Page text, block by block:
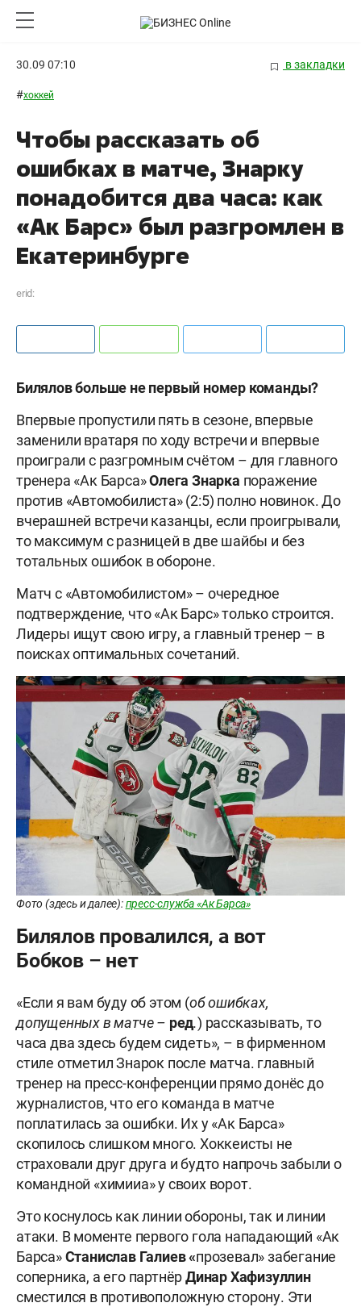
30.09 07:10 в закладки
#хоккей
Чтобы рассказать об
ошибках в матче, Знарку
понадобится два часа: как
«Ак Барс» был разгромлен в
Екатеринбурге
erid:
Билялов больше не первый номер команды?
Впервые пропустили пять в сезоне, впервые
заменили вратаря по ходу встречи и впервые
проиграли с разгромным счётом – для главного
тренера «Ак Барса»Олега Знарка поражение
против «Автомобилиста» (2:5) полно новинок. До
вчерашней встречи казанцы, если проигрывали,
то максимум с разницей в две шайбы и без
тотальных ошибок в обороне.
Матч с «Автомобилистом» – очередное
подтверждение, что «Ак Барс» только строится.
Лидеры ищут свою игру, а главный тренер – в
поисках оптимальных сочетаний.
Фото (здесь и далее):пресс-служба «Ак Барса»
Билялов провалился, а вот
Бобков – нет
«Если я вам буду об этом (об ошибках,
допущенных в матче – ред.) рассказывать, то
часа два здесь будем сидеть», – в фирменном
стиле отметил Знарок после матча. главный
тренер на пресс-конференции прямо донёс до
журналистов, что его команда в матче
поплатилась за ошибки. Их у «Ак Барса»
скопилось слишком много. Хоккеисты не
страховали друг друга и будто напрочь забыли о
командной «химииа» у своих ворот.
Это коснулось как линии обороны, так и линии
атаки. В моменте первого гола нападающий «Ак
Барса»Станислав Галиев «прозевал» забегание
соперника, а его партнёрДинар Хафизуллин
сместился в противоположную сторону. Эти